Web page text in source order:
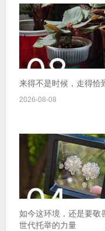
来得不是时候，走得恰
2026-08-08
如今这环境，还是要敬
世代托举的力量